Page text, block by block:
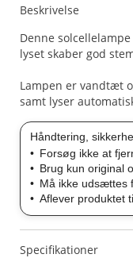
Beskrivelse
Denne
lyset skaber god
Lampen er vandtæt
samt lyser
Håndtering,
Forsøg ikke at
Brug kun original
Må ikke udsættes
Aflever produktet
Specifikationer